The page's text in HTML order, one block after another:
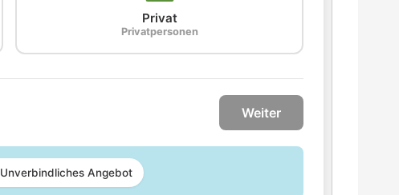
Privat
Privatpersonen
Weiter
Unverbindliches Angebot